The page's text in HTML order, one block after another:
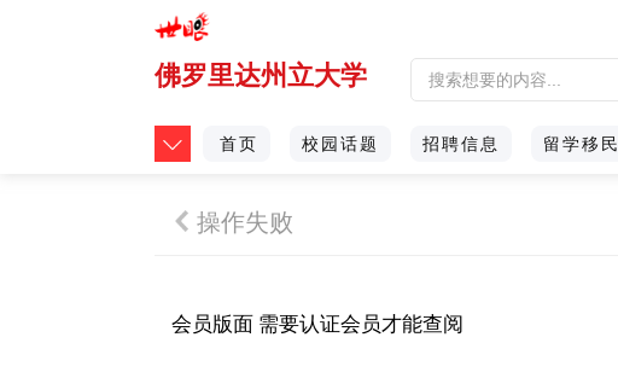
佛罗里达州立大学
首页 校园话题 招聘信息 留学移民
操作失败
会员版面 需要认证会员才能查阅